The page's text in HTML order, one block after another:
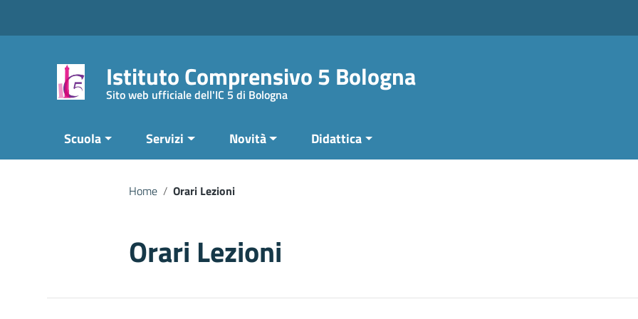
Istituto Comprensivo 5 Bologna
Sito web ufficiale dell'IC 5 di Bologna
Scuola Servizi Novità Didattica
Home / Orari Lezioni
Orari Lezioni